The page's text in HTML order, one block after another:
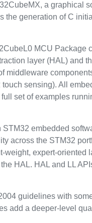
a graphical
the generation of C
MCU Package
layer (HAL) and
middleware
sensing). All
set of examples
embedded
across the STM32
weight, expert-oriented
HAL. HAL and LL
guidelines with
add a deeper-level